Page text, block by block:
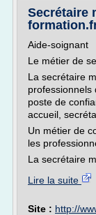
Secrétaire
Aide-soignant
Le métier de
La secrétaire
professionnels
poste de
accueil,
Un métier de
les
La secrétaire
Lire la suite
Site : http://